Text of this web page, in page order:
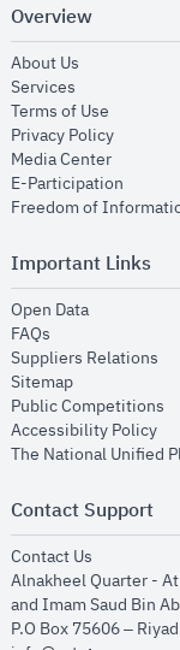
Overview
About Us
Services
Terms of Use
Privacy Policyopens in
Media Centeropens in
E-Participation
Freedom of
Important Links
Open Dataopens in
FAQs
Suppliers Relations
Sitemapopens in new
Public Competitions
Accessibility Policy
The National Unified
Contact Support
Contact Us
Alnakheel Quarter -
and Imam Saud Bin
P.O Box 75606 –